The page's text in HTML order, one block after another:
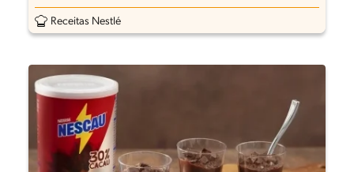
Receitas Nestlé